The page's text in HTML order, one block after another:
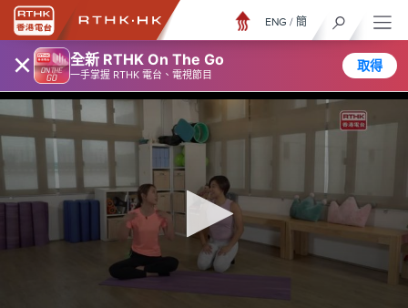
× 全新 RTHK On The Go
一手掌握 RTHK 電台、電視節目
取得
ENG / 簡